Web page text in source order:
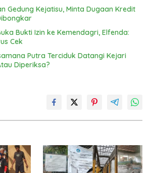
Gedung Kejatisu, Minta Dugaan Kredit
Bukti Izin ke Kemendagri, Elfenda:
Cek
Putra Terciduk Datangi Kejari
Diperiksa?